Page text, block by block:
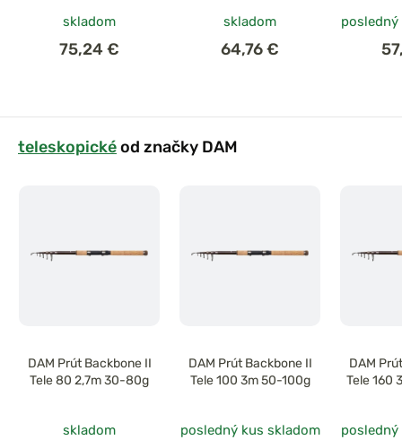
skladom
75,24 €
skladom
64,76 €
teleskopickéod značky DAM
DAM Prút Backbone II
Tele 80 2,7m 30-80g
skladom
DAM Prút Backbone II
Tele 100 3m 50-100g
posledný kus skladom
DAM
Tele 160